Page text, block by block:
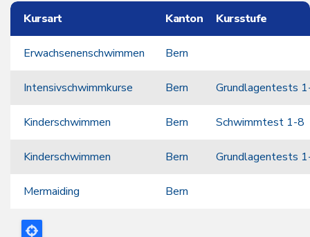
Kursart Kanton Kursstufe
Erwachsenenschwimmen Bern
Intensivschwimmkurse Bern Grundlagentests
Kinderschwimmen Bern Schwimmtest 1-8
Kinderschwimmen Bern Grundlagentests
Mermaiding Bern